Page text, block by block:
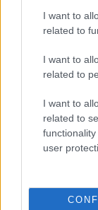
I want to
related to
I want to
related to
I want to
related to
user
Itt
között
CÍMKÉK: